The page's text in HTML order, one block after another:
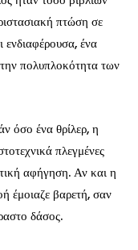
πτώση σε
ένα
πολυπλοκότητα των
ένα θρίλερ, η
πλεγμένες
αφήγηση. Αν και η
έμοιαζε βαρετή, σαν
δάσος.